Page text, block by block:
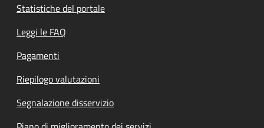
Statistiche del portale
Leggi le FAQ
Pagamenti
Riepilogo valutazioni
Segnalazione disservizio